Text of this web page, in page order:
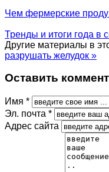
Чем фермерские
Тренды и итоги года в
Другие материалы в
разрушать желудок »
Оставить
Имя *
Эл. почта *
Адрес сайта